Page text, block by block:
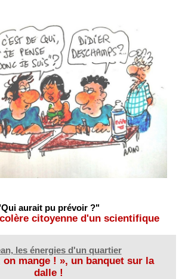
aurait pu prévoir ?"
citoyenne d'un scientifique
les énergies d'un quartier
on mange ! », un banquet sur la
dalle !